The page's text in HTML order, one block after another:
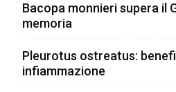
Bacopa monnieri supera il
memoria
Pleurotus ostreatus:
infiammazione